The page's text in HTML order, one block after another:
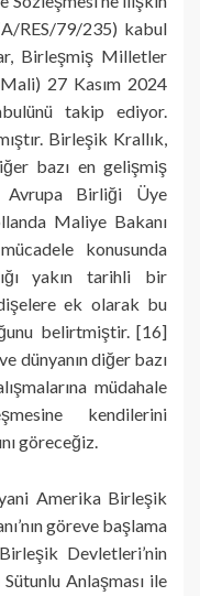
RES/79/235) kabul
Birleşmiş Milletler
27 Kasım 2024
takip ediyor.
Birleşik Krallık,
bazı en gelişmiş
Avrupa Birliği Üye
Maliye Bakanı
konusunda
yakın tarihli bir
ek olarak bu
belirtmiştir. [16]
dünyanın diğer bazı
müdahale
kendilerini
göreceğiz.
Amerika Birleşik
göreve başlama
Devletleri’nin
Anlaşması ile